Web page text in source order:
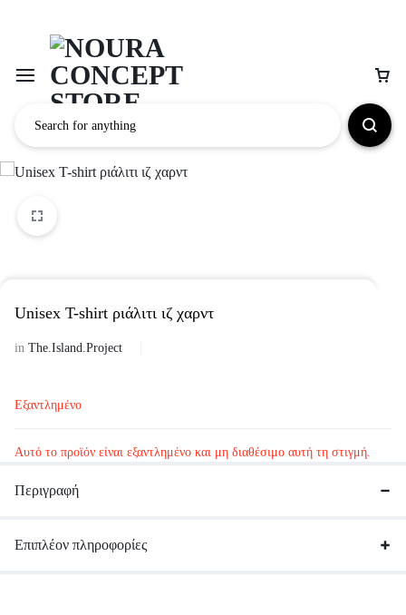
Unisex Τ-shirt ριάλιτι ιζ χαρντ
in The.Island.Project
Εξαντλημένο
Αυτό το προϊόν είναι εξαντλημένο και μη διαθέσιμο αυτή τη στιγμή.
Περιγραφή
Επιπλέον πληροφορίες